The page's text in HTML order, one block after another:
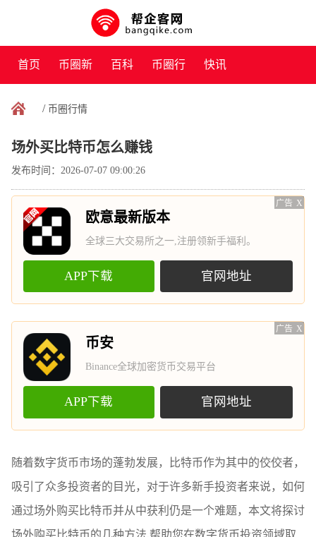
首页 币圈新
闻
百科 币圈行 快讯
/ 币圈行情
场外买比特币怎么赚钱
发布时间：2026-07-07 09:00:26
广告 X
欧意最新版本
全球三大交易所之一,注册领新手福利。
APP下载 官网地址
广告 X
币安
Binance全球加密货币交易平台
APP下载 官网地址
随着数字货币市场的蓬勃发展，比特币作为其中的佼佼者，
吸引了众多投资者的目光，对于许多新手投资者来说，如何
通过场外购买比特币并从中获利仍是一个难题，本文将探讨
场外购买比特币的几种方法,帮助您在数字货币投资领域取